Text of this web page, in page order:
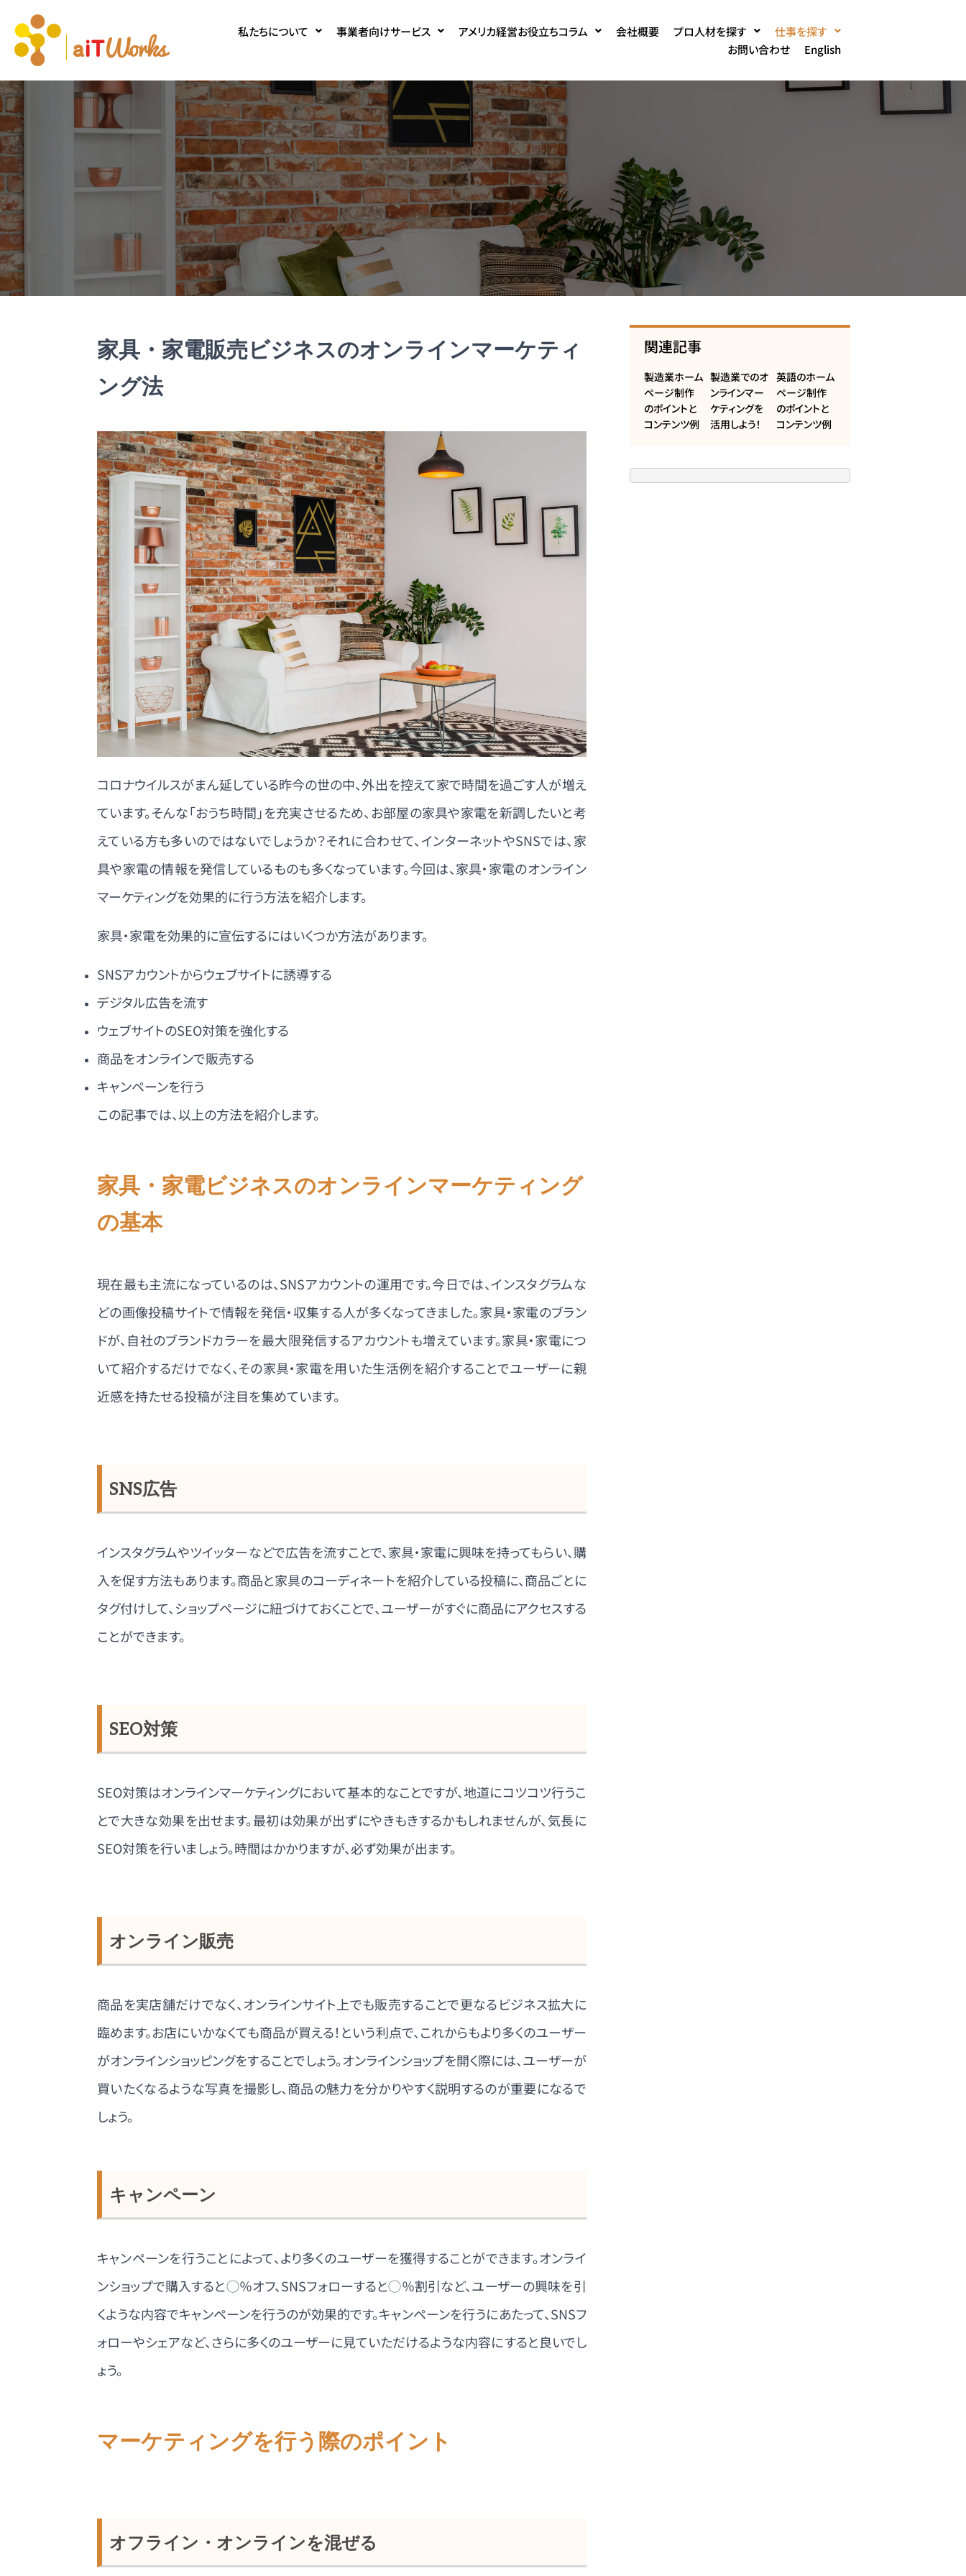
私たちについて 事業者向けサービス アメリカ経営お役立ちコラム 会社概要 プロ人材を探す
仕事を探す
お問い合わせ
English
家具・家電販売ビジネスのオンラインマーケティ
ング法
コロナウイルスがまん延している昨今の世の中、外出を控えて家で時間を過ごす人が増え
ています。そんな「おうち時間」を充実させるため、お部屋の家具や家電を新調したいと考
えている方も多いのではないでしょうか？それに合わせて、インターネットやSNSでは、家
具や家電の情報を発信しているものも多くなっています。今回は、家具・家電のオンライン
マーケティングを効果的に行う方法を紹介します。
家具・家電を効果的に宣伝するにはいくつか方法があります。
SNSアカウントからウェブサイトに誘導する
デジタル広告を流す
ウェブサイトのSEO対策を強化する
商品をオンラインで販売する
キャンペーンを行う
この記事では、以上の方法を紹介します。
家具・家電ビジネスのオンラインマーケティング
の基本
現在最も主流になっているのは、SNSアカウントの運用です。今日では、インスタグラムな
どの画像投稿サイトで情報を発信・収集する人が多くなってきました。家具・家電のブラン
ドが、自社のブランドカラーを最大限発信するアカウントも増えています。家具・家電につ
いて紹介するだけでなく、その家具・家電を用いた生活例を紹介することでユーザーに親
近感を持たせる投稿が注目を集めています。
SNS広告
インスタグラムやツイッターなどで広告を流すことで、家具・家電に興味を持ってもらい、購
入を促す方法もあります。商品と家具のコーディネートを紹介している投稿に、商品ごとに
タグ付けして、ショップページに紐づけておくことで、ユーザーがすぐに商品にアクセスする
ことができます。
SEO対策
SEO対策はオンラインマーケティングにおいて基本的なことですが、地道にコツコツ行うこ
とで大きな効果を出せます。最初は効果が出ずにやきもきするかもしれませんが、気長に
SEO対策を行いましょう。時間はかかりますが、必ず効果が出ます。
オンライン販売
商品を実店舗だけでなく、オンラインサイト上でも販売することで更なるビジネス拡大に
臨めます。お店にいかなくても商品が買える！という利点で、これからもより多くのユーザー
がオンラインショッピングをすることでしょう。オンラインショップを開く際には、ユーザーが
買いたくなるような写真を撮影し、商品の魅力を分かりやすく説明するのが重要になるで
しょう。
キャンペーン
キャンペーンを行うことによって、より多くのユーザーを獲得することができます。オンライ
ンショップで購入すると◯％オフ、SNSフォローすると◯％割引など、ユーザーの興味を引
くような内容でキャンペーンを行うのが効果的です。キャンペーンを行うにあたって、SNSフ
ォローやシェアなど、さらに多くのユーザーに見ていただけるような内容にすると良いでし
ょう。
マーケティングを行う際のポイント
オフライン・オンラインを混ぜる
関連記事
製造業ホーム
ページ制作
のポイントと
コンテンツ例
製造業でのオ
ンラインマー
ケティングを
活用しよう！
英語のホーム
ページ制作
のポイントと
コンテンツ例